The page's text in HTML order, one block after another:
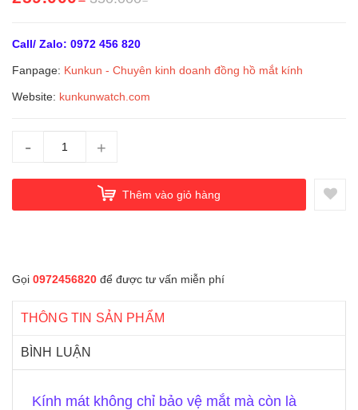
Call/ Zalo: 0972 456 820
Fanpage: Kunkun - Chuyên kinh doanh đồng hồ mắt kính
Website: kunkunwatch.com
- +
Thêm vào giỏ hàng
Gọi 0972456820 để được tư vấn miễn phí
THÔNG TIN SẢN PHẨM
BÌNH LUẬN
Kính mát không chỉ bảo vệ mắt mà còn là